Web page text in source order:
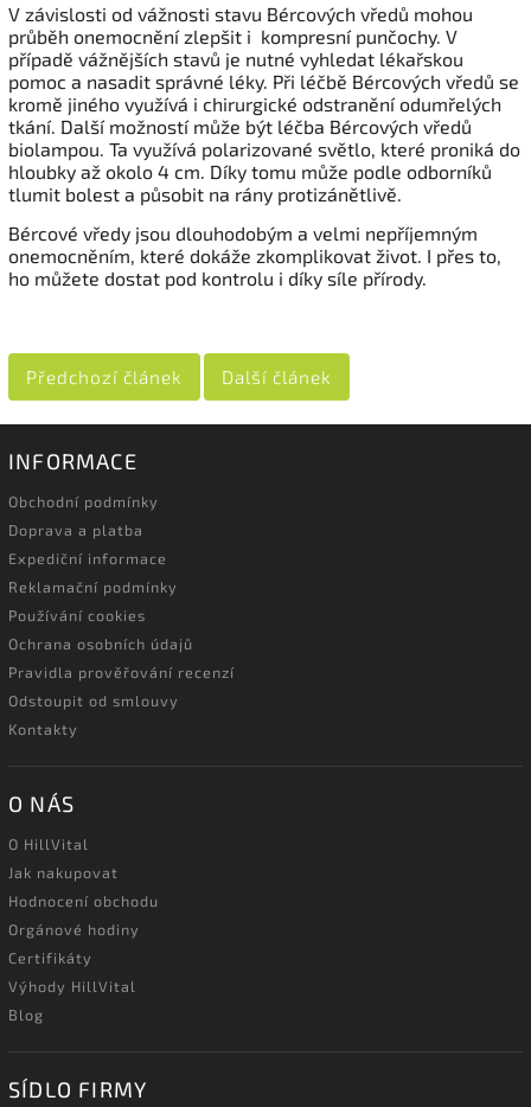
V závislosti od vážnosti stavu Bércových vředů mohou
průběh onemocnění zlepšit i kompresní punčochy. V
případě vážnějších stavů je nutné vyhledat lékařskou
pomoc a nasadit správné léky. Při léčbě Bércových vředů se
kromě jiného využívá i chirurgické odstranění odumřelých
tkání. Další možností může být léčba Bércových vředů
biolampou. Ta využívá polarizované světlo, které proniká do
hloubky až okolo 4 cm. Díky tomu může podle odborníků
tlumit bolest a působit na rány protizánětlivě.
Bércové vředy jsou dlouhodobým a velmi nepříjemným
onemocněním, které dokáže zkomplikovat život. I přes to,
ho můžete dostat pod kontrolu i díky síle přírody.
Předchozí článek Další článek
INFORMACE
Obchodní podmínky
Doprava a platba
Expediční informace
Reklamační podmínky
Používání cookies
Ochrana osobních údajů
Pravidla prověřování recenzí
Odstoupit od smlouvy
Kontakty
O NÁS
O HillVital
Jak nakupovat
Hodnocení obchodu
Orgánové hodiny
Certifikáty
Výhody HillVital
Blog
SÍDLO FIRMY